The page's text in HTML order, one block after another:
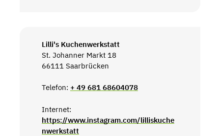
Lilli's Kuchenwerkstatt
St. Johanner Markt 18
66111 Saarbrücken
Telefon: + 49 681 68604078
Internet:
https://www.instagram.com/lilliskuche
nwerkstatt